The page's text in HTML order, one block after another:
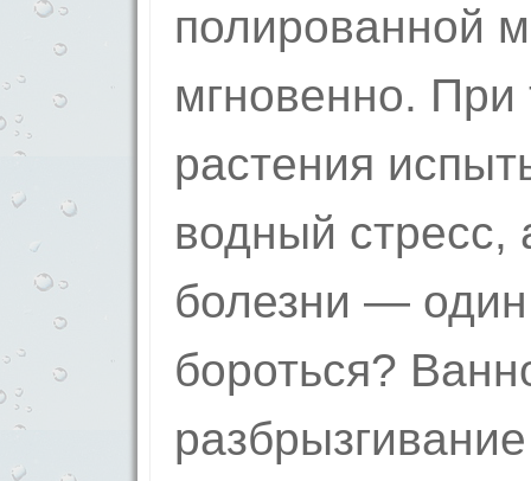
полированной
мгновенно.
растения
водный стресс,
болезни —
бороться?